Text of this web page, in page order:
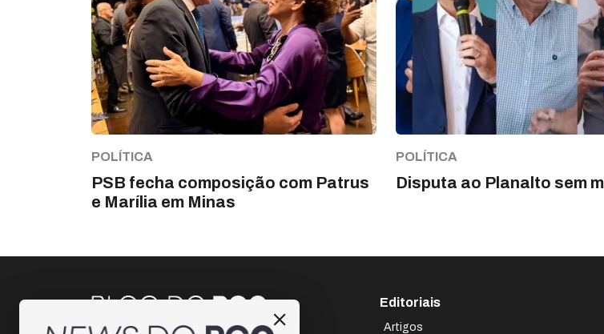
POLÍTICA
PSB fecha composição com Patrus
e Marília em Minas
POLÍTICA
Disputa ao Planalto sem
Editoriais
Artigos